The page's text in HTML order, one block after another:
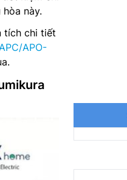
này.
tích chi tiết
APO-